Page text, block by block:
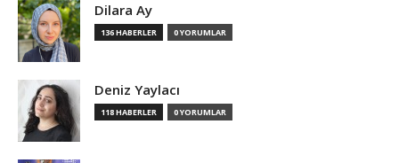
Dilara Ay
136 HABERLER 0 YORUMLAR
Deniz Yaylacı
118 HABERLER 0 YORUMLAR